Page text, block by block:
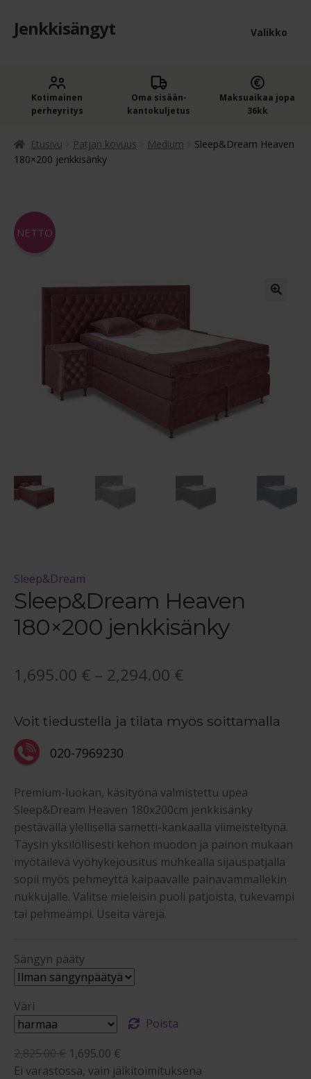
Siirry
navigointiin
Siirry
sisältöön
Jenkkisängyt Valikko
Jenkkisängyt
tason
Oheistuotteet
Kassa
Jenkkisängyn ostajan opas
Yleiset ehdot
Blogi – Jenkkisänky
Kotimainen
perheyritys
Oma sisään­
kantokuljetus
Maksuaikaa jopa
36kk
Etusivu Patjan kovuus Medium
Sleep&Dream Heaven
180×200 jenkkisänky
NETTO
Sleep&Dream
Sleep&Dream Heaven
180×200 jenkkisänky
1,695.00 € – 2,294.00 €
-
Voit tiedustella ja tilata myös soittamalla
020-7969230
Premium-luokan, käsityönä valmistettu upea
Sleep&Dream Heaven 180x200cm jenkkisänky
pestävällä ylellisellä sametti-kankaalla viimeisteltynä.
Täysin yksilöllisesti kehon muodon ja painon mukaan
myötäilevä vyöhykejousitus muhkealla sijauspatjalla
sopii myös pehmeyttä kaipaavalle painavammallekin
nukkujalle. Valitse mieleisin puoli patjoista, tukevampi
tai pehmeämpi. Useita värejä.
Sängyn pääty
Väri
Poista
2,825.00€ Alkuperäinen
hinta
1,695.00 €
hinta
Ei varastossa, vain jälkitoimituksena